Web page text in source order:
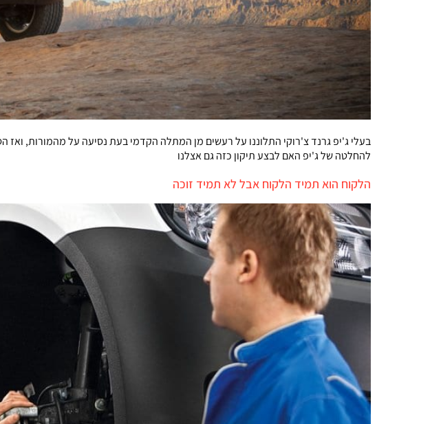
בעלי ג'יפ גרנד צ'רוקי התלוננו על רעשים מן המתלה הקדמי בעת נסיעה על מהמורות, ואז
להחלטה של ג'יפ האם לבצע תיקון כזה גם אצלנו
הלקוח הוא תמיד הלקוח אבל לא תמיד זוכה